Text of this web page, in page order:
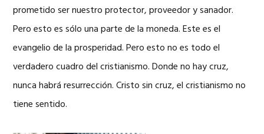
prometido ser nuestro protector, proveedor y sanador.
Pero esto es sólo una parte de la moneda. Este es el
evangelio de la prosperidad. Pero esto no es todo el
verdadero cuadro del cristianismo. Donde no hay cruz,
nunca habrá resurrección. Cristo sin cruz, el cristianismo no
tiene sentido.